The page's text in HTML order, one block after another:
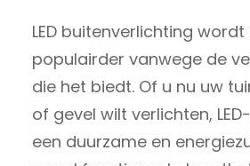
LED buitenverlichting
populairder vanwege de
die het biedt. Of u nu uw
of gevel wilt verlichten,
een duurzame en